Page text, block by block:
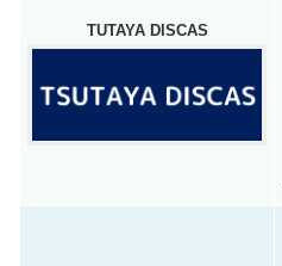
TUTAYA DISCAS